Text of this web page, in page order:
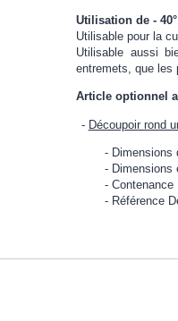
Utilisation de - 40°
Utilisable pour la
Utilisable aussi
entremets, que les
Article optionnel
Découpoir rond
Dimensions
Contenance
Référence